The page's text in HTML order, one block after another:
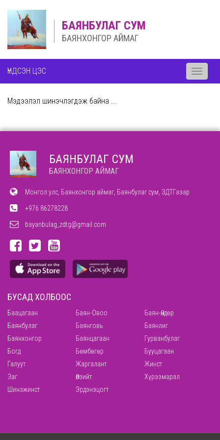
БАЯНБУЛАГ СУМ
БАЯНХОНГОР АЙМАГ
ҮНДСЭН ЦЭС
Toggle
Мэдээлэл шинэчлэгдэж байна ...
БАЯНБУЛАГ СУМ
БАЯНХОНГОР АЙМАГ
Монгол улс, Баянхонгор аймаг, Баянбулаг сум, ЗДТГазар
+976 86278228
bayanbulag_zdtg@gmail.com
БУСАД ХОЛБООС
Баацагаан Баян-Овоо
Баян-Өндөр
Баянбулаг
Баянговь
Баянлиг
Баянхонгор
Баянцагаан
Гурванбулаг
Богд
Бөмбөгөр
Бууцагаан
Галуут
Жаргалант
Жинст
Заг
Өлзийт
Хүрээмарал
Шинэжинст
Эрдэнэцогт